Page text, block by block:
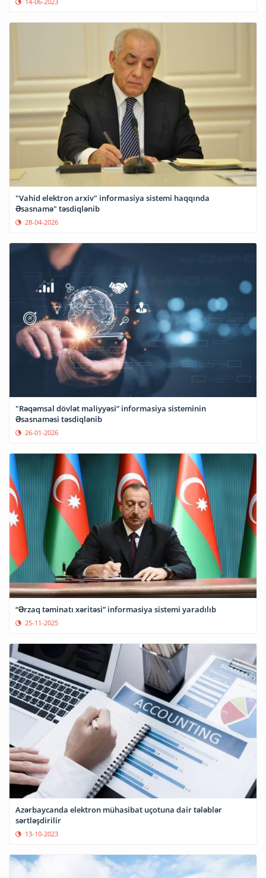
"Vahid elektron arxiv" informasiya sistemi haqqında
Əsasnamə" təsdiqlənib
28-04-2026
"Rəqəmsal dövlət maliyyəsi” informasiya sisteminin
Əsasnaməsi təsdiqlənib
26-01-2026
“Ərzaq təminatı xəritəsi” informasiya sistemi yaradılıb
25-11-2025
Azərbaycanda elektron mühasibat uçotuna dair tələblər
sərtləşdirilir
13-10-2023